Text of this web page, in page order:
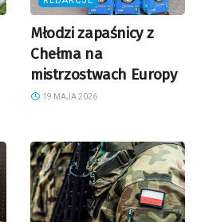
Młodzi zapaśnicy z
Chełma na
mistrzostwach Europy
19 MAJA 2026